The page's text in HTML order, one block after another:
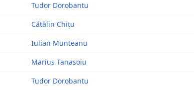
Tudor Dorobantu
Cătălin Chiţu
Iulian Munteanu
Marius Tanasoiu
Tudor Dorobantu